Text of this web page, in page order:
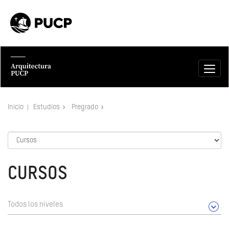
Inicio Estudios Pregrado
CURSOS
Todos los niveles